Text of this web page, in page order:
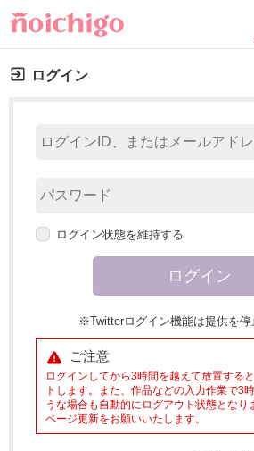
ログイン
ログイン状態を維持する
※Twitterログイン機能は提供を停
ご注意
ログインしてから3時間を越えて放置する
トします。また、作品などの入力作業で3
うな場合も自動的にログアウト状態となり
ページ更新をお願いいたします。